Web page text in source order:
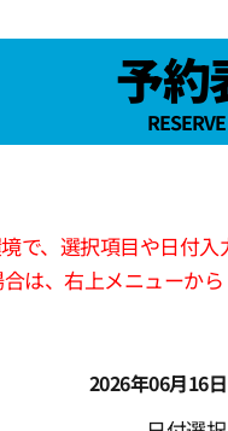
予約
RESERVE
で、選択項目や日付
は、右上メニューか
2026年06月16日